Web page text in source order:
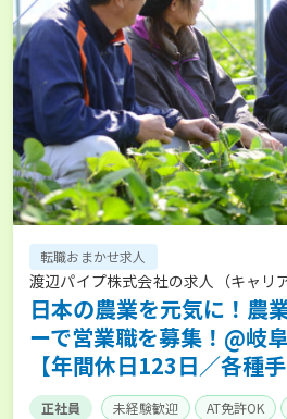
転職おまかせ求人
渡辺パイプ株式会社の求人（キャリ
日本の農業を元気に！農
ーで営業職を募集！@岐
【年間休日123日／各種手
正社員 未経験歓迎 AT免許OK